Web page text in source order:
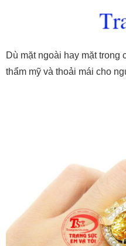
Dù mặt ngoài hay mặt trong
thẩm mỹ và thoải mái cho